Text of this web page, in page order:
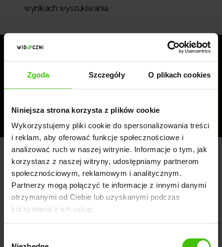
Zgoda Szczegóły O plikach cookies
Niniejsza strona korzysta z plików cookie
Wykorzystujemy pliki cookie do spersonalizowania treści
i reklam, aby oferować funkcje społecznościowe i
analizować ruch w naszej witrynie. Informacje o tym, jak
korzystasz z naszej witryny, udostępniamy partnerom
społecznościowym, reklamowym i analitycznym.
Partnerzy mogą połączyć te informacje z innymi danymi
otrzymanymi od Ciebie lub uzyskanymi podczas
korzystania z ich usług.
wynikach wyszukiwania.
C swojej strony w Google?
POSTAW NA POZYCJONOWANIE
Ogólne zasady dotyczące rozmiaru
strony
Jaki rozmiar powinna mieć strona internetowa? Nie
Perfekcyjny rozmiar